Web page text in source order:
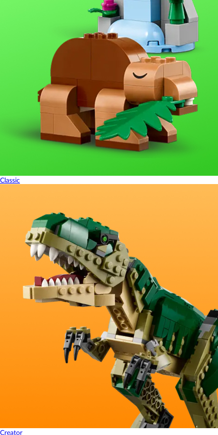
Classic
Creator